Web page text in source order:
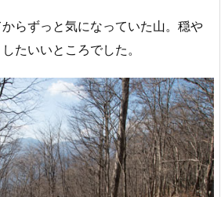
らずっと気になっていた山。穏や
たいいところでした。